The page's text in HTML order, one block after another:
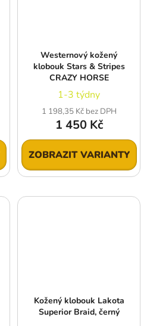
Westernový kožený
klobouk Stars & Stripes
CRAZY HORSE
1-3 týdny
1 198,35 Kč bez DPH
1 450 Kč
ZOBRAZIT VARIANTY
Kožený klobouk Lakota
Superior Braid, černý